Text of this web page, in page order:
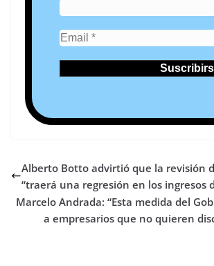
Alberto Botto advirtió que la revisión
“traerá una regresión en los ingresos
Marcelo Andrada: “Esta medida del
a empresarios que no quieren